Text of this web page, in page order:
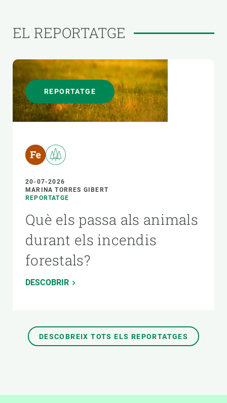
EL REPORTATGE
REPORTATGE
20-07-2026
MARINA TORRES GIBERT
REPORTATGE
Què els passa als animals
durant els incendis
forestals?
DESCOBRIR
DESCOBREIX TOTS ELS REPORTATGES